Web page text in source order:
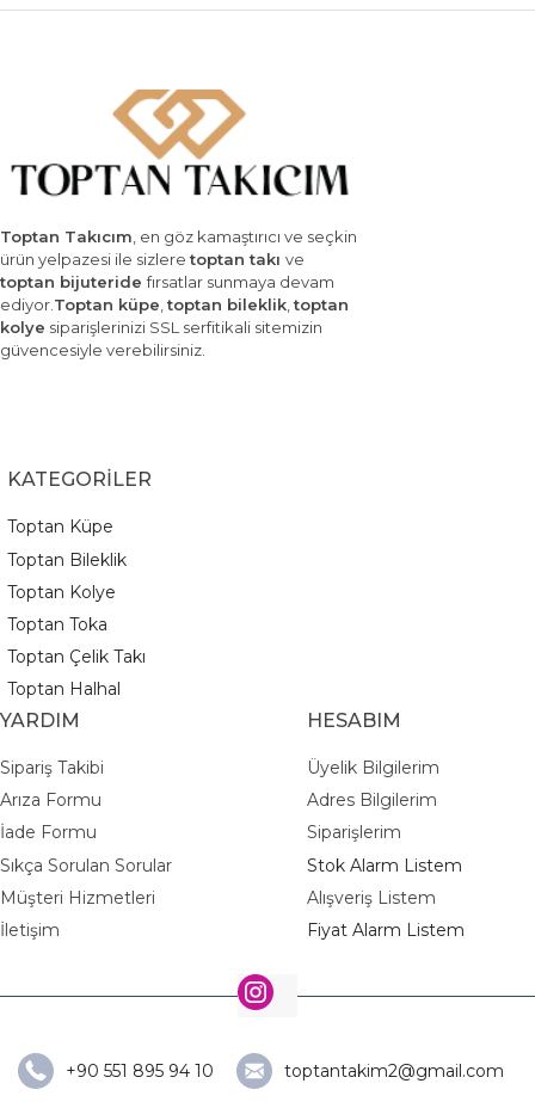
Toptan Takıcım, en göz kamaştırıcı ve seçkin
ürün yelpazesi ile sizleretoptan takı ve
toptan bijuteridefırsatlar sunmaya devam
ediyor.Toptan küpe,toptan bileklik,toptan
kolye siparişlerinizi SSL serfitikali sitemizin
güvencesiyle verebilirsiniz.
KATEGORİLER
Toptan Küpe
Toptan Bileklik
Toptan Kolye
Toptan Toka
Toptan Çelik Takı
Toptan Halhal
YARDIM
Sipariş Takibi
Arıza Formu
İade Formu
Sıkça Sorulan Sorular
Müşteri Hizmetleri
İletişim
HESABIM
Üyelik Bilgilerim
Adres Bilgilerim
Siparişlerim
Stok Alarm Listem
Alışveriş Listem
Fiyat Alarm Listem
+90 551 895 94 10 toptantakim2@gmail.com